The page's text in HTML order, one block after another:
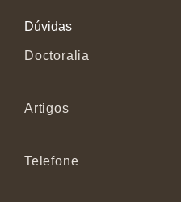
Dúvidas
Doctoralia
Artigos
Telefone